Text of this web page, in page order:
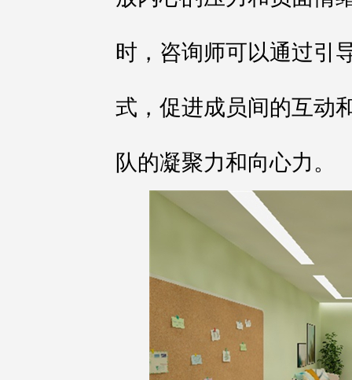
时，咨询师可以通过引
式，促进成员间的互动
队的凝聚力和向心力。